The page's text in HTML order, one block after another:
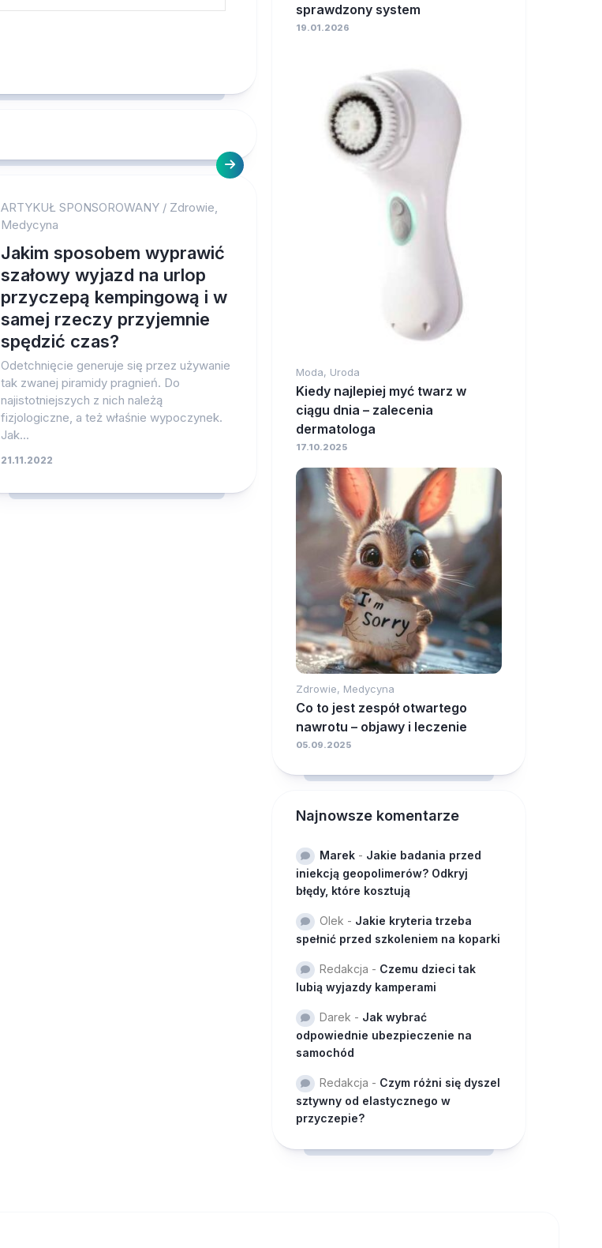
ARTYKUŁ SPONSOROWANY/ Zdrowie,
Medycyna
Jakim sposobem wyprawić
szałowy wyjazd na urlop
przyczepą kempingową i w
samej rzeczy przyjemnie
spędzić czas?
Odetchnięcie generuje się przez używanie
tak zwanej piramidy pragnień. Do
najistotniejszych z nich należą
fizjologiczne, a też właśnie wypoczynek.
Jak...
21.11.2022
sprawdzony system
19.01.2026
Moda, Uroda
Kiedy najlepiej myć twarz w
ciągu dnia – zalecenia
dermatologa
17.10.2025
Zdrowie, Medycyna
Co to jest zespół otwartego
nawrotu – objawy i leczenie
05.09.2025
Najnowsze komentarze
Marek - Jakie badania przed
iniekcją geopolimerów? Odkryj
błędy, które kosztują
Olek - Jakie kryteria trzeba
spełnić przed szkoleniem na koparki
Redakcja - Czemu dzieci tak
lubią wyjazdy kamperami
Darek - Jak wybrać
odpowiednie ubezpieczenie na
samochód
Redakcja - Czym różni się dyszel
sztywny od elastycznego w
przyczepie?